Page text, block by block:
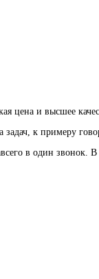
цена и высшее
к примеру
в один